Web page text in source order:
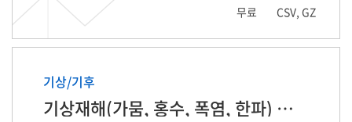
무료 CSV, GZ
기상/기후
기상재해(가뭄, 홍수, 폭염, 한파) 피해기사 기반 자연어처리 데이터